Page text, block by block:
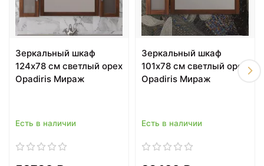
6869 ₽
Aquanet Нота 58 158856
7230 ₽
74 см Aquanet Нота
00170732
Зеркальный шкаф
124х78 см светлый орех
Opadiris Мираж
Есть в наличии
Зеркальный шкаф
101х78 см светлый орех
Opadiris Мираж
Есть в наличии